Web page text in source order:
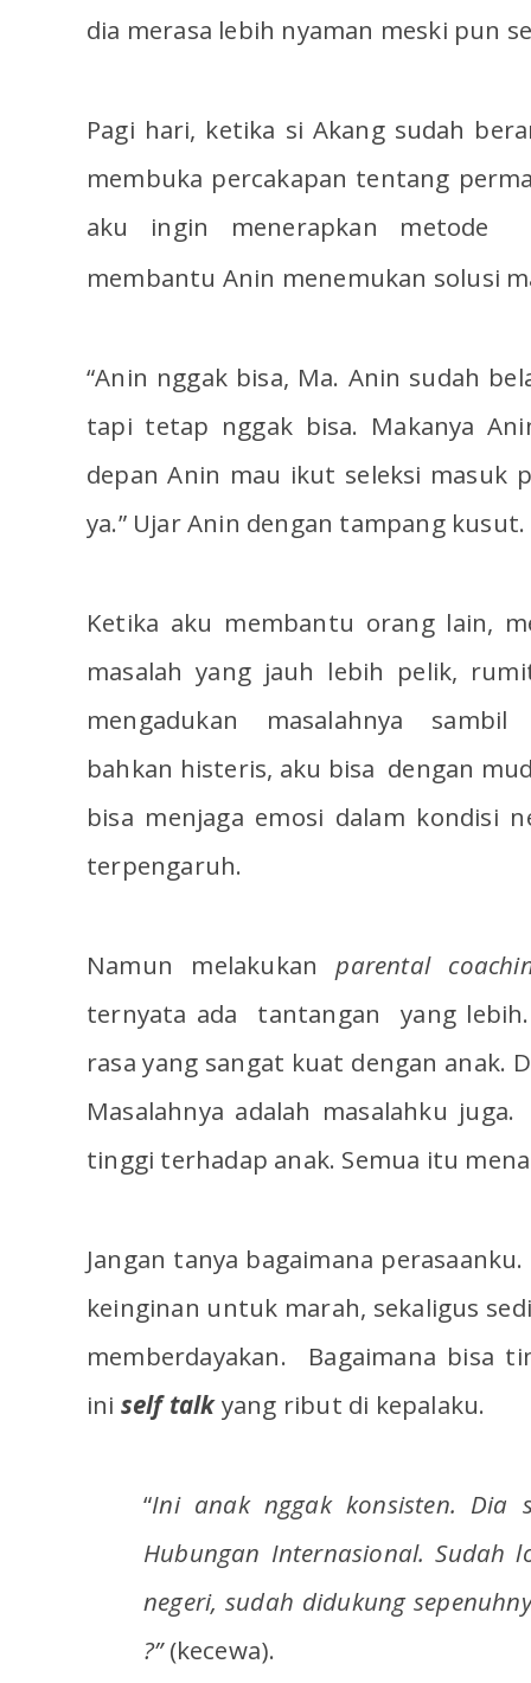
dia merasa lebih nyaman meski pun
Pagi hari, ketika si Akang sudah
membuka percakapan tentang
aku ingin menerapkan
membantu Anin menemukan solusi
“Anin nggak bisa, Ma. Anin sudah
tapi tetap nggak bisa. Makanya
depan Anin mau ikut seleksi masuk
ya.” Ujar Anin dengan tampang kusut.
Ketika aku membantu orang lain,
masalah yang jauh lebih pelik,
mengadukan masalahnya sambil
bahkan histeris, aku bisa dengan
bisa menjaga emosi dalam kondisi
terpengaruh.
Namun melakukanparental
ternyata ada tantangan yang
rasa yang sangat kuat dengan anak.
Masalahnya adalah masalahku
tinggi terhadap anak. Semua itu
Jangan tanya bagaimana
keinginan untuk marah, sekaligus
memberdayakan. Bagaimana bisa
ini self talkyang ribut di kepalaku.
“Ini anak nggak konsisten. Dia
Hubungan Internasional. Sudah
negeri, sudah didukung
?”(kecewa).